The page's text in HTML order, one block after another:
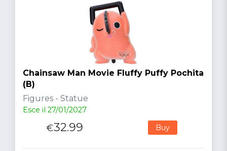
Chainsaw Man Movie Fluffy Puffy Pochita
(B)
Figures - Statue
Esce il 27/01/2027
€32.99 Buy